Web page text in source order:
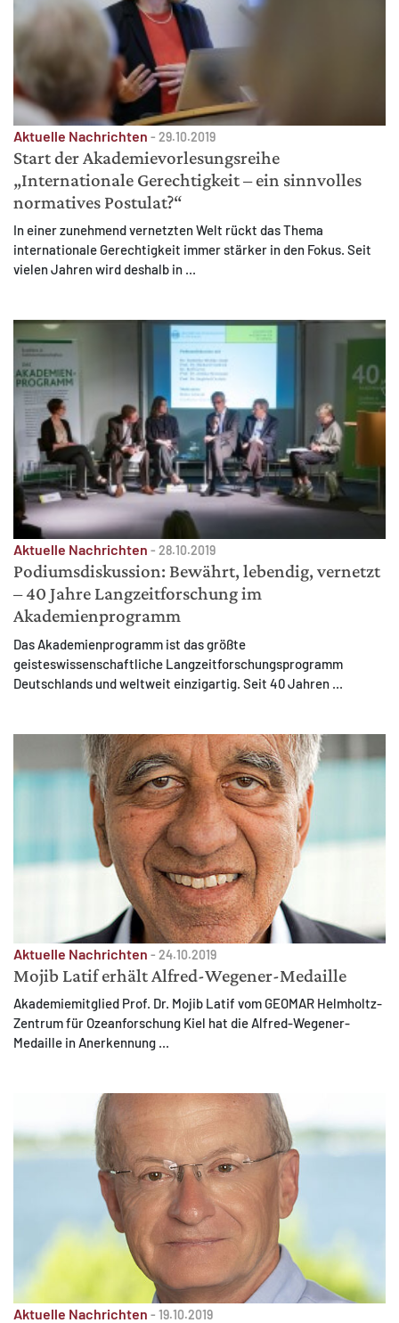
Aktuelle Nachrichten - 29.10.2019
Start der Akademie­vorlesungsreihe
„Internationale Gerechtigkeit – ein sinnvolles
normatives Postulat?“
In einer zunehmend vernetzten Welt rückt das Thema
internationale Gerechtigkeit immer stärker in den Fokus. Seit
vielen Jahren wird deshalb in ...
Aktuelle Nachrichten - 28.10.2019
Podiumsdiskussion: Bewährt, lebendig, vernetzt
– 40 Jahre Langzeitforschung im
Akademienprogramm
Das Akademienprogramm ist das größte
geisteswissenschaftliche Langzeitforschungsprogramm
Deutschlands und weltweit einzigartig. Seit 40 Jahren ...
Aktuelle Nachrichten - 24.10.2019
Mojib Latif erhält Alfred-Wegener-Medaille
Akademiemitglied Prof. Dr. Mojib Latif vom GEOMAR Helmholtz-
Zentrum für Ozeanforschung Kiel hat die Alfred-Wegener-
Medaille in Anerkennung ...
Aktuelle Nachrichten - 19.10.2019